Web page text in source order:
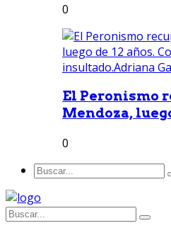
0
El Peronismo
Mendoza,
0